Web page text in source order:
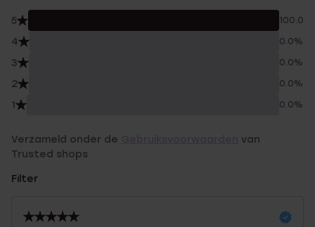
5 100.0%
4 0.0%
3 0.0%
2 0.0%
1 0.0%
Verzameld onder de
van
Trusted shops
Filter